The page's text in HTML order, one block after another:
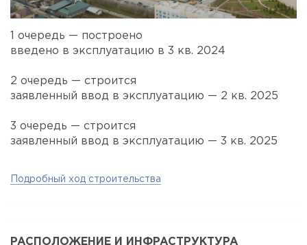
1 очередь — построено
введено в эксплуатацию в 3 кв. 2024
2 очередь — строится
заявленный ввод в эксплуатацию — 2 кв. 2025
3 очередь — строится
заявленный ввод в эксплуатацию — 3 кв. 2025
Подробный ход строительства
РАСПОЛОЖЕНИЕ И ИНФРАСТРУКТУРА